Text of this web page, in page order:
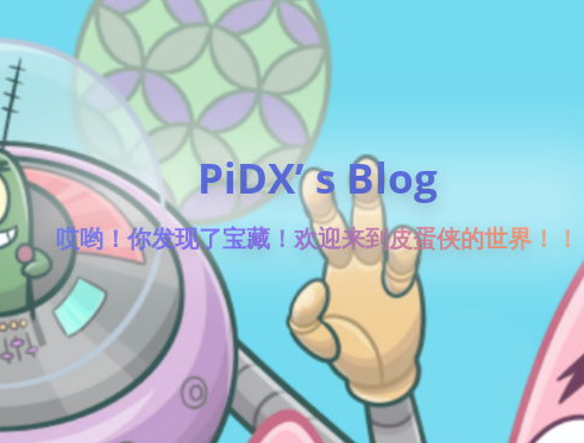
PiDX’ s Blog
哎哟！你发现了宝藏！欢迎来到皮蛋侠的世界！！